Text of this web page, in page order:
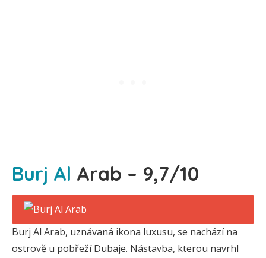
Burj Al Arab – 9,7/10
Burj Al Arab, uznávaná ikona luxusu, se nachází na
ostrově u pobřeží Dubaje. Nástavba, kterou navrhl